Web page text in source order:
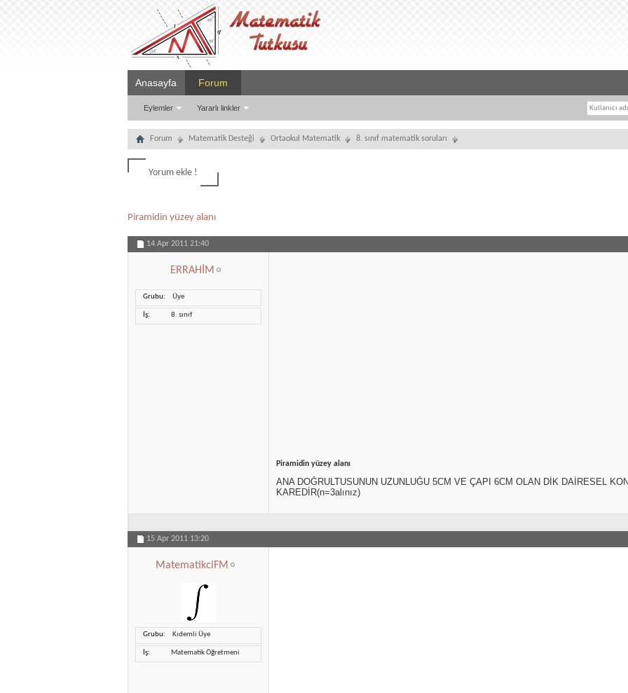
Anasayfa Forum
Eylemler Yararlı linkler
Forum Matematik Desteği Ortaokul Matematik 8. sınıf matematik soruları
Yorum ekle !
Piramidin yüzey alanı
14 Apr 2011 21:40
ERRAHİM
Grubu Üye
İş 8. sınıf
Piramidin yüzey alanı
ANA DOĞRULTUSUNUN UZUNLUĞU 5CM VE ÇAPI 6CM OLAN DİK DAİRESEL
KAREDİR(n=3alınız)
15 Apr 2011 13:20
MatematikciFM
Grubu Kıdemli Üye
İş Matematik Öğretmeni